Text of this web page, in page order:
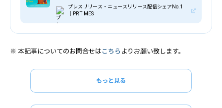
プレスリリース・ニュースリリース配信シェアNo.1
｜PR TIMES
※ 本記事についてのお問合せは こちら よりお願い致します。
もっと見る